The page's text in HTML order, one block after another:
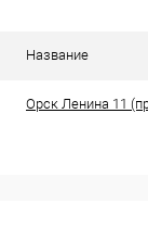
Название
Орск Ленина 11